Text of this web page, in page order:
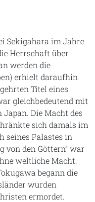
Sekigahara im Jahre
Herrschaft über
werden die
erhielt daraufhin
Titel eines
gleichbedeutend mit
Die Macht des
sich damals im
seines Palastes in
von den Göttern“ war
weltliche Macht.
begann die
wurden
ermordet.